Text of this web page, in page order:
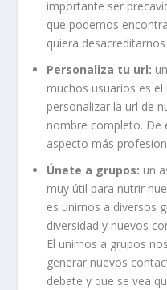
importante ser
que podemos
quiera
Personaliza tu url:
muchos usuarios es
personalizar la url de
nombre completo. De
aspecto más
Únete a grupos: un
muy útil para nutrir
es unirnos a diversos
diversidad y nuevos
El unirnos a grupos
generar nuevos
debate y que se vea